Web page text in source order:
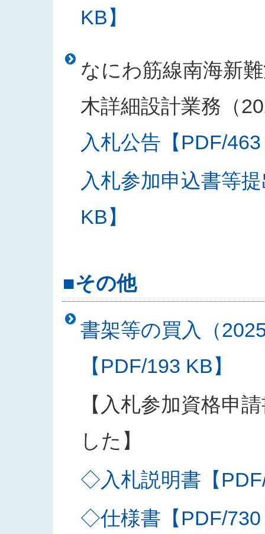
KB】
なにわ筋線南海新
木詳細設計業務（
入札公告【PDF/
入札参加申込書等
KB】
■その他
書架等の買入（
【PDF/193 KB】
【入札参加資格申
した】
◇入札説明書【
◇仕様書【PDF/730